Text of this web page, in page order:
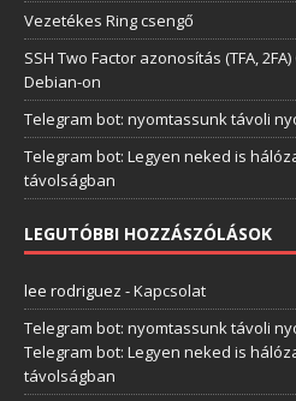
Vezetékes Ring csengő
SSH Two Factor azonosítás (TFA,
Debian-on
Telegram bot: nyomtassunk távoli
Telegram bot: Legyen neked is
távolságban
LEGUTÓBBI HOZZÁSZÓLÁSOK
lee rodriguez -Kapcsolat
Telegram bot: nyomtassunk távoli
Telegram bot: Legyen neked is
távolságban